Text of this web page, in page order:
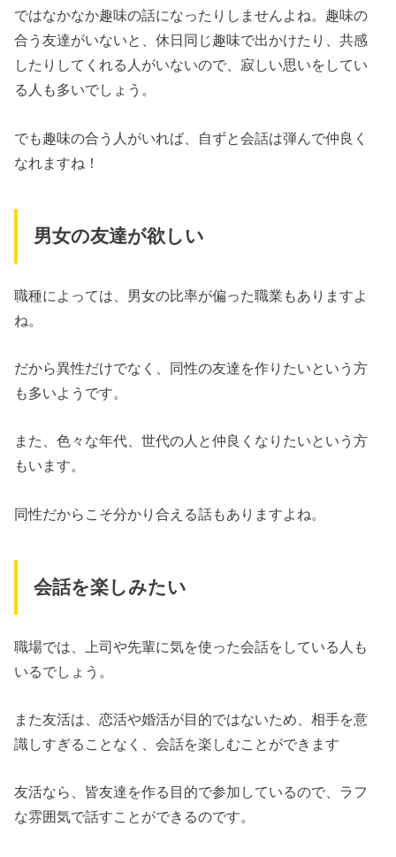
ではなかなか趣味の話になったりしませんよね。趣味の
合う友達がいないと、休日同じ趣味で出かけたり、共感
したりしてくれる人がいないので、寂しい思いをしてい
る人も多いでしょう。
でも趣味の合う人がいれば、自ずと会話は弾んで仲良く
なれますね！
男女の友達が欲しい
職種によっては、男女の比率が偏った職業もありますよ
ね。
だから異性だけでなく、同性の友達を作りたいという方
も多いようです。
また、色々な年代、世代の人と仲良くなりたいという方
もいます。
同性だからこそ分かり合える話もありますよね。
会話を楽しみたい
職場では、上司や先輩に気を使った会話をしている人も
いるでしょう。
また友活は、恋活や婚活が目的ではないため、相手を意
識しすぎることなく、会話を楽しむことができます
友活なら、皆友達を作る目的で参加しているので、ラフ
な雰囲気で話すことができるのです。